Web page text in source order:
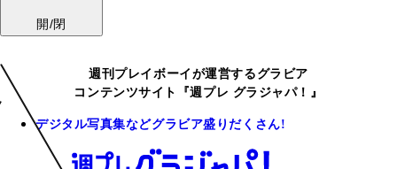
開/閉
週刊プレイボーイが運営するグラビア
コンテンツサイト『週プレ グラジャパ！』
デジタル写真集などグラビア盛りだくさん!